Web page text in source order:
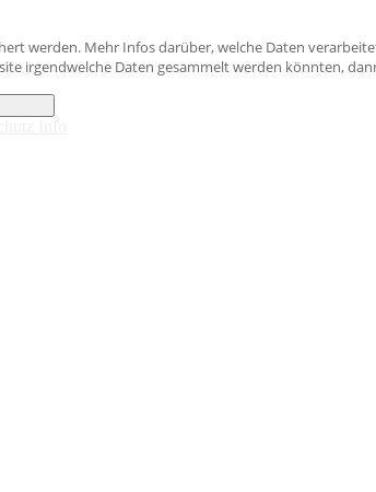
werden. Mehr Infos darüber, welche Daten
irgendwelche Daten gesammelt werden könnten,